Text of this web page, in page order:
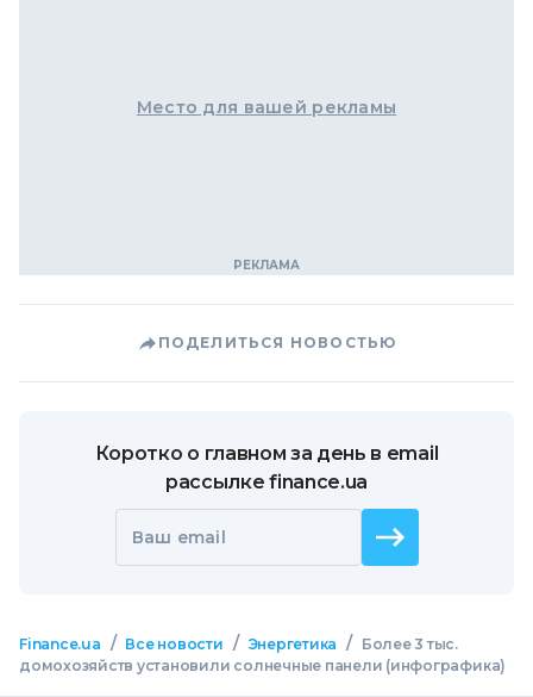
Место для вашей рекламы
ПОДЕЛИТЬСЯ НОВОСТЬЮ
Коротко о главном за день в email
рассылке finance.ua
Ваш email
Finance.ua / Все новости / Энергетика /
Более 3 тыс.
домохозяйств установили солнечные панели (инфографика)